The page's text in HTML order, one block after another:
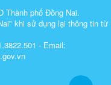
Thành phố Đồng Nai.
khi sử dụng lại thông tin từ
- Email: